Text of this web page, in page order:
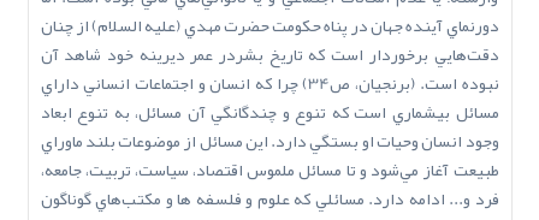
دورنماي آينده جهان در پناه حکومت حضرت مهدي (عليه السلام) از چنان
دقت‌هايي برخوردار است که تاريخ بشردر عمر ديرينه خود شاهد آن
نبوده است. (برنجيان، ص34) چرا که انسان و اجتماعات انساني داراي
مسائل بيشماري است که تنوع و چندگانگي آن مسائل، به تنوع ابعاد
وجود انسان وحيات او بستگي دارد. اين مسائل از موضوعات بلند ماوراي
طبيعت آغاز مي‌شود و تا مسائل ملموس اقتصاد، سياست، تربيت، جامعه،
فرد و... ادامه دارد. مسائلي که علوم و فلسفه ها و مکتب‌هاي گوناگون